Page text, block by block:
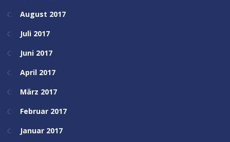
August 2017
Juli 2017
Juni 2017
April 2017
März 2017
Februar 2017
Januar 2017